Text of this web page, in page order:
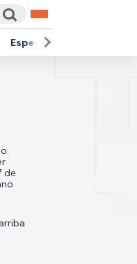
Espectáculos
de